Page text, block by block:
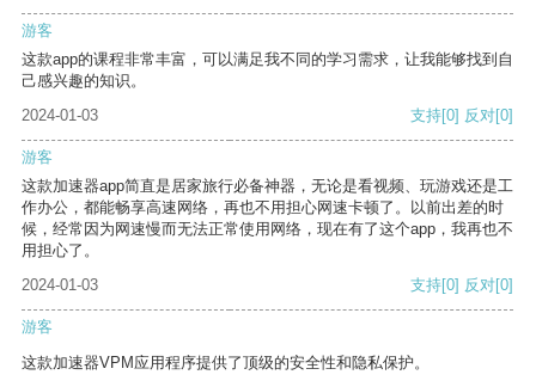
游客
这款app的课程非常丰富，可以满足我不同的学习需求，让我能够找到自
己感兴趣的知识。
2024-01-03
支持[0] 反对[0]
游客
这款加速器app简直是居家旅行必备神器，无论是看视频、玩游戏还是工
作办公，都能畅享高速网络，再也不用担心网速卡顿了。以前出差的时
候，经常因为网速慢而无法正常使用网络，现在有了这个app，我再也不
用担心了。
2024-01-03
支持[0] 反对[0]
游客
这款加速器VPM应用程序提供了顶级的安全性和隐私保护。